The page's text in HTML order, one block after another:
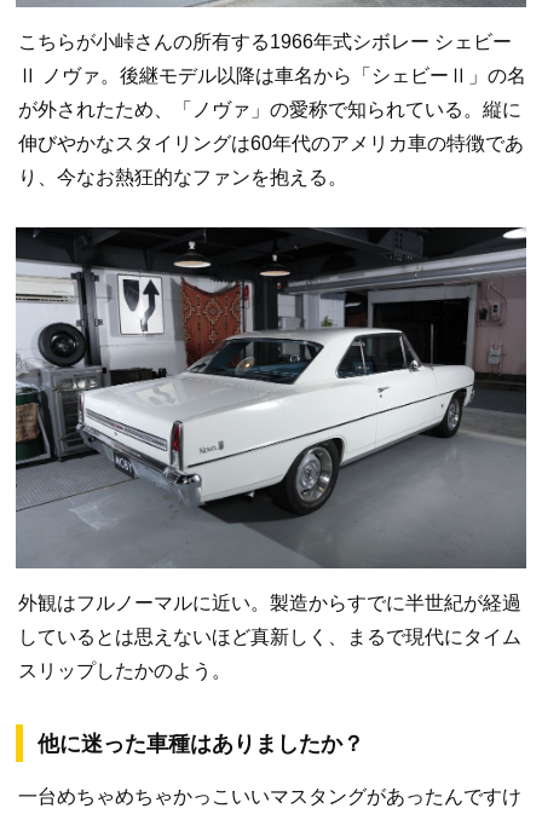
こちらが小峠さんの所有する1966年式シボレー シェビー
Ⅱ ノヴァ。後継モデル以降は車名から「シェビーⅡ」の名
が外されたため、「ノヴァ」の愛称で知られている。縦に
伸びやかなスタイリングは60年代のアメリカ車の特徴であ
り、今なお熱狂的なファンを抱える。
外観はフルノーマルに近い。製造からすでに半世紀が経過
しているとは思えないほど真新しく、まるで現代にタイム
スリップしたかのよう。
他に迷った車種はありましたか？
一台めちゃめちゃかっこいいマスタングがあったんですけ